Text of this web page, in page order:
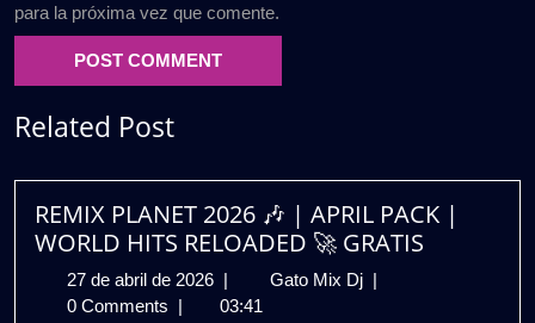
para la próxima vez que comente.
Related Post
REMIX PLANET 2026 🎶 | APRIL PACK |
WORLD HITS RELOADED 🚀 GRATIS
27 de abril de 2026 27
de
Gato Mix Dj REMIX
0 Comments
03:41